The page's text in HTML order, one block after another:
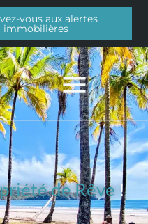
vous aux alertes
immobilières
de Rêve!